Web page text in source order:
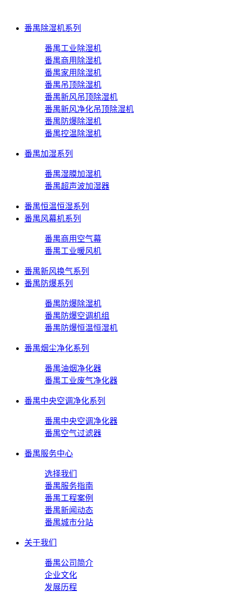
番禺除湿机系列
番禺工业除湿机
番禺商用除湿机
番禺家用除湿机
番禺吊顶除湿机
番禺新风吊顶除湿机
番禺新风净化吊顶除湿机
番禺防爆除湿机
番禺控温除湿机
番禺加湿系列
番禺湿膜加湿机
番禺超声波加湿器
番禺恒温恒湿系列
番禺风幕机系列
番禺商用空气幕
番禺工业暖风机
番禺新风换气系列
番禺防爆系列
番禺防爆除湿机
番禺防爆空调机组
番禺防爆恒温恒湿机
番禺烟尘净化系列
番禺油烟净化器
番禺工业废气净化器
番禺中央空调净化系列
番禺中央空调净化器
番禺空气过滤器
番禺服务中心
选择我们
番禺服务指南
番禺工程案例
番禺新闻动态
番禺城市分站
关于我们
番禺公司简介
企业文化
发展历程